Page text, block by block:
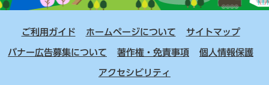
ご利用ガイド ホームページについて サイトマップ
バナー広告募集について 著作権・免責事項 個人情報保護
アクセシビリティ